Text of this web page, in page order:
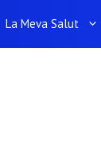
La Meva Salut